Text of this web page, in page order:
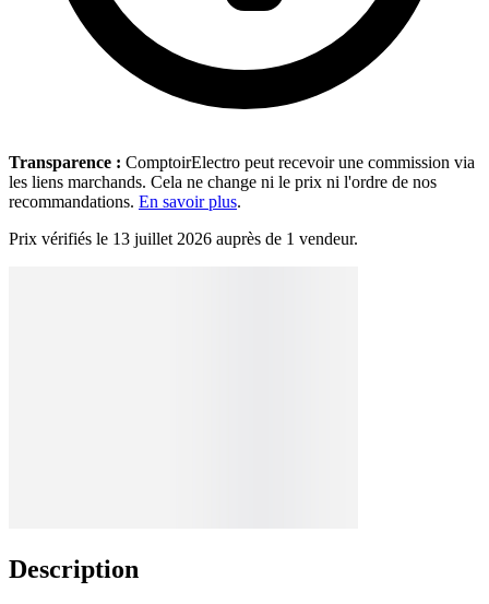
Transparence : ComptoirElectro peut recevoir une commission via
les liens marchands. Cela ne change ni le prix ni l'ordre de nos
recommandations. En savoir plus.
Prix vérifiés le 13 juillet 2026 auprès de 1 vendeur.
Description